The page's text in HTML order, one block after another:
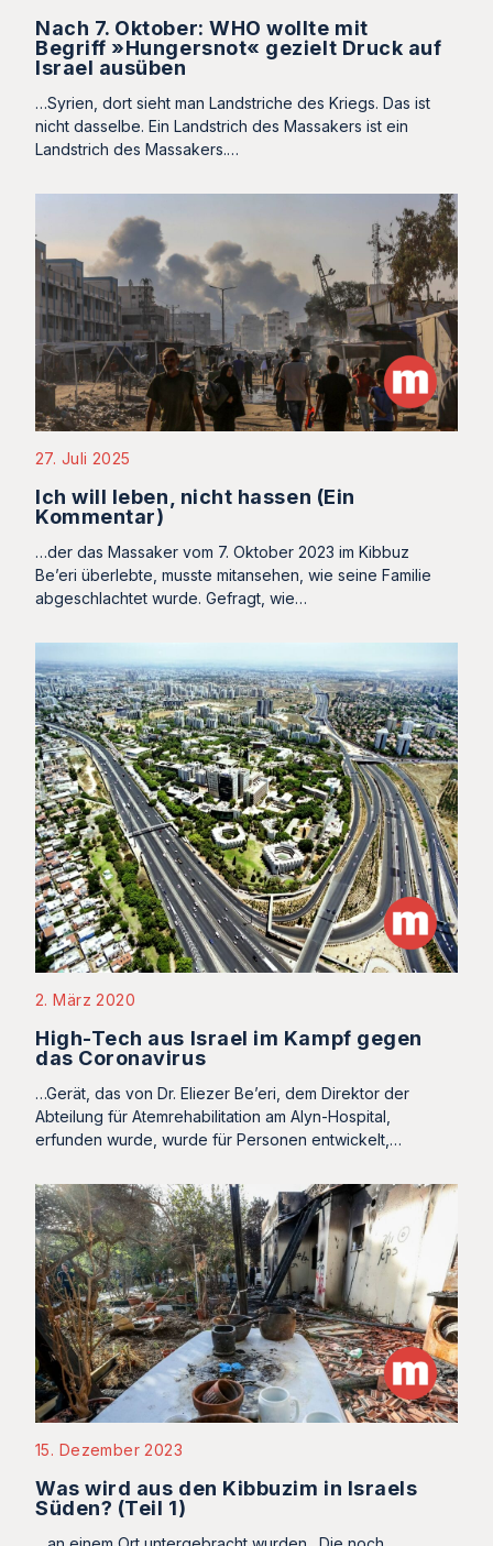
Nach 7. Oktober: WHO wollte mit
Begriff »Hungersnot« gezielt Druck auf
Israel ausüben
…Syrien, dort sieht man Landstriche des Kriegs. Das ist
nicht dasselbe. Ein Landstrich des Massakers ist ein
Landstrich des Massakers.…
27. Juli 2025
Ich will leben, nicht hassen (Ein
Kommentar)
…der das Massaker vom 7. Oktober 2023 im Kibbuz
Be’eri überlebte, musste mitansehen, wie seine Familie
abgeschlachtet wurde. Gefragt, wie…
2. März 2020
High-Tech aus Israel im Kampf gegen
das Coronavirus
…Gerät, das von Dr. Eliezer Be’eri, dem Direktor der
Abteilung für Atemrehabilitation am Alyn-Hospital,
erfunden wurde, wurde für Personen entwickelt,…
15. Dezember 2023
Was wird aus den Kibbuzim in Israels
Süden? (Teil 1)